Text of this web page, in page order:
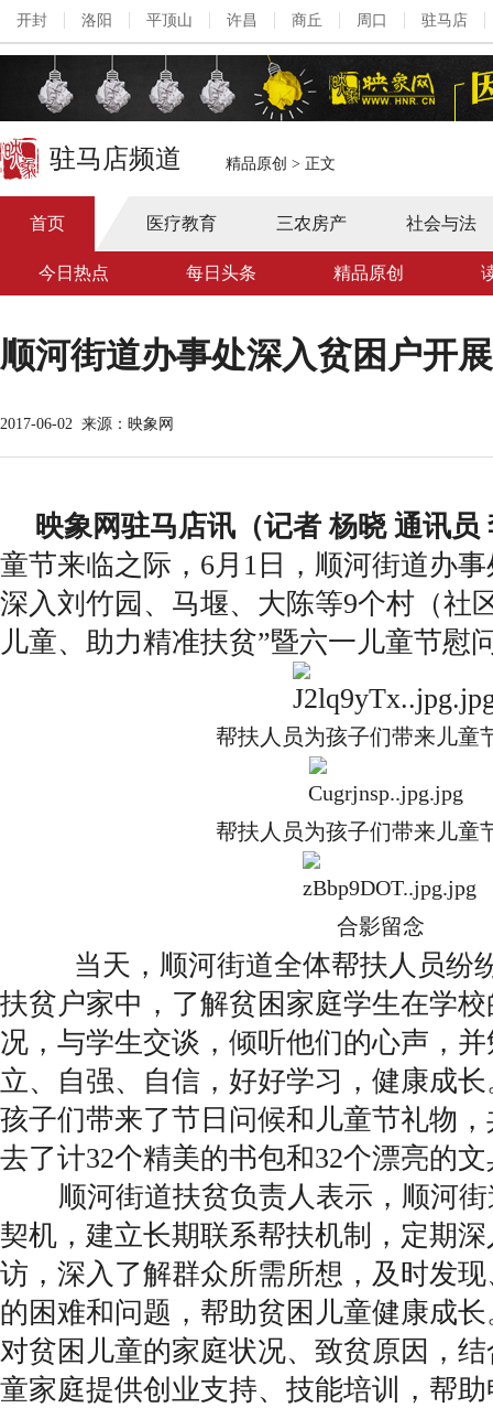
开封 洛阳 平顶山 许昌 商丘 周口 驻马店
驻马店频道 精品原创 > 正文
首页 医疗教育 三农房产 社会与法
今日热点 每日头条 精品原创
顺河街道办事处深入贫困户开
2017-06-02 来源：映象网
映象网驻马店讯（记者 杨晓 通讯员
童节来临之际，6月1日，顺河街道办
深入刘竹园、马堰、大陈等9个村（社
儿童、助力精准扶贫”暨六一儿童节慰
帮扶人员为孩子们带来儿童
帮扶人员为孩子们带来儿童
合影留念
当天，顺河街道全体帮扶人员纷
扶贫户家中，了解贫困家庭学生在学
况，与学生交谈，倾听他们的心声，
立、自强、自信，好好学习，健康成
孩子们带来了节日问候和儿童节礼物
去了计32个精美的书包和32个漂亮的
顺河街道扶贫负责人表示，顺河
契机，建立长期联系帮扶机制，定期
访，深入了解群众所需所想，及时发
的困难和问题，帮助贫困儿童健康成
对贫困儿童的家庭状况、致贫原因，
童家庭提供创业支持、技能培训，帮